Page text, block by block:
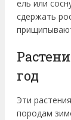
ель или
сдержать
год
Эти
породам